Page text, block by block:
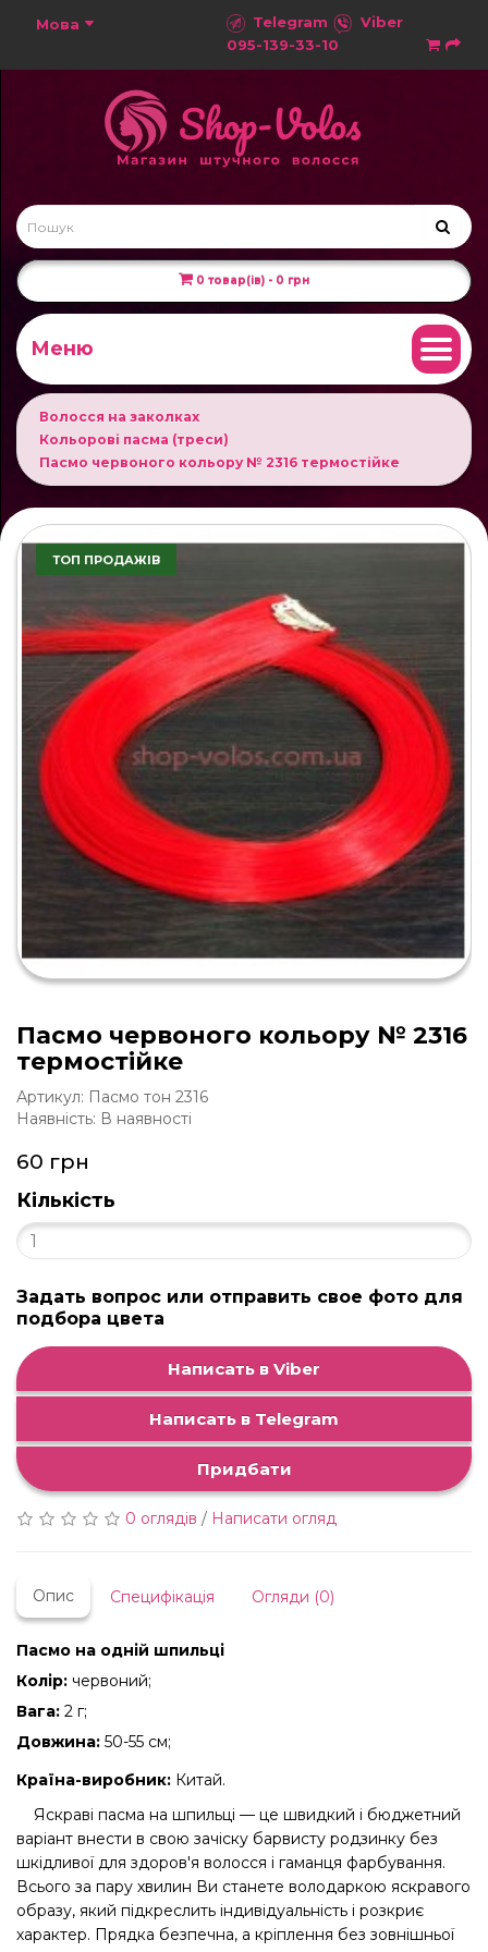
Мова Telegram
Viber
095-139-33-10
0 товар(ів) - 0 грн
Меню
Волосся на заколках
Кольорові пасма (треси)
Пасмо червоного кольору № 2316 термостійке
ТОП ПРОДАЖІВ
Пасмо червоного кольору № 2316
термостійке
Артикул: Пасмо тон 2316
Наявність: В наявності
60 грн
Кількість
Задать вопрос или отправить свое фото для
подбора цвета
Написать в Viber
Написать в Telegram
Придбати
0 оглядів / Написати огляд
Опис Специфікація Огляди (0)
Пасмо на одній шпильці
Колір: червоний;
Вага: 2 г;
Довжина: 50-55 см;
Країна-виробник: Китай.
Яскраві пасма на шпильці — це швидкий і бюджетний
варіант внести в свою зачіску барвисту родзинку без
шкідливої ​​для здоров'я волосся і гаманця фарбування.
Всього за пару хвилин Ви станете володаркою яскравого
образу, який підкреслить індивідуальність і розкриє
характер. Прядка безпечна, а кріплення без зовнішньої